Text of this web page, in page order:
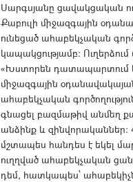
Սարգսյանը ցավակցական
Քաբուլի միջազգային
ունեցած ահաբեկչական
կապակցությամբ:
«Խստորեն դատապարտում
միջազգային
ահաբեկչական
գնացել բազմաթիվ անմեղ
անձինք և
մշտապես հանդես է եկել
ուղղված ահաբեկչական
դեմ, հատկապես՝